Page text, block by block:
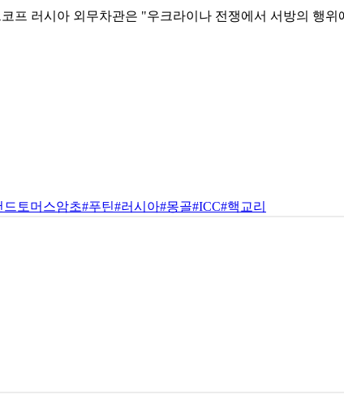
프 러시아 외무차관은 "우크라이나 전쟁에서 서방의 행
드토머스암초#푸틴#러시아#몽골#ICC#핵교리